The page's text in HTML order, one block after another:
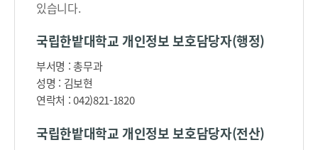
있습니다.
국립한밭대학교 개인정보 보호담당자(행정)
부서명 : 총무과
성명 : 김보현
연락처 : 042)821-1820
국립한밭대학교 개인정보 보호담당자(전산)